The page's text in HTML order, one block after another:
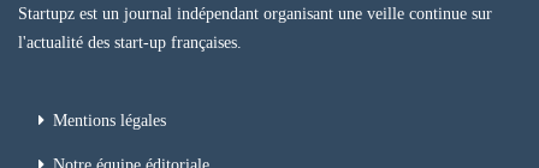
Startupz est un journal indépendant organisant une veille continue sur
l'actualité des start-up françaises.
Mentions légales